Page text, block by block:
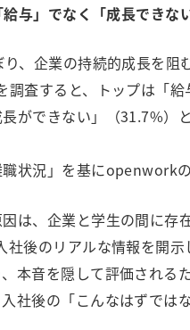
与」でなく「成長できな
、企業の持続的成長を阻
調査すると、トップは「
ができない」（31.7%）
状況」を基にopenwork
は、企業と学生の間に存
後のリアルな情報を開示
本音を隠して評価される
社後の「こんなはずでは